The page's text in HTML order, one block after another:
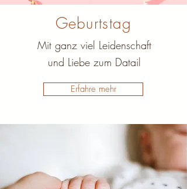
Geburtstag
Mit ganz viel Leidenschaft
und Liebe zum Datail
Erfahre mehr